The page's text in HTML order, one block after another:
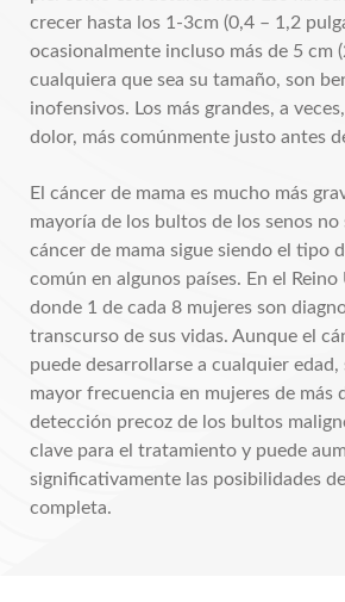
crecer hasta los 1-3cm (0,4 – 1,2
ocasionalmente incluso más de 5 cm
cualquiera que sea su tamaño, son
inofensivos. Los más grandes, a
dolor, más comúnmente justo antes
El cáncer de mama es mucho más
mayoría de los bultos de los senos no
cáncer de mama sigue siendo el tipo
común en algunos países. En el
donde 1 de cada 8 mujeres son
transcurso de sus vidas. Aunque el
puede desarrollarse a cualquier edad,
mayor frecuencia en mujeres de más
detección precoz de los bultos
clave para el tratamiento y puede
significativamente las posibilidades
completa.